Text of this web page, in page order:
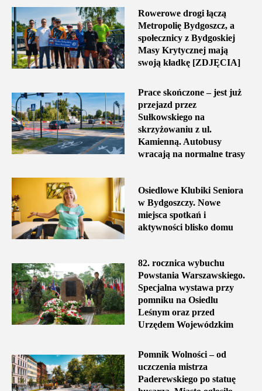
Rowerowe drogi łączą
Metropolię Bydgoszcz, a
społecznicy z Bydgoskiej
Masy Krytycznej mają
swoją kładkę [ZDJĘCIA]
Prace skończone – jest już
przejazd przez
Sułkowskiego na
skrzyżowaniu z ul.
Kamienną. Autobusy
wracają na normalne trasy
Osiedlowe Klubiki Seniora
w Bydgoszczy. Nowe
miejsca spotkań i
aktywności blisko domu
82. rocznica wybuchu
Powstania Warszawskiego.
Specjalna wystawa przy
pomniku na Osiedlu
Leśnym oraz przed
Urzędem Wojewódzkim
Pomnik Wolności – od
uczczenia mistrza
Paderewskiego po statuę